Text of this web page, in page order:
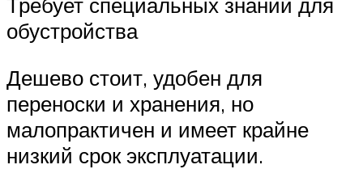
обустройства
Дешево стоит, удобен для
переноски и хранения, но
малопрактичен и имеет крайне
низкий срок эксплуатации.